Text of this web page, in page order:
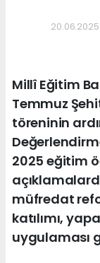
Millî Eğitim
Temmuz
töreninin
2025 eğitim
müfredat
katılımı,
uygulaması